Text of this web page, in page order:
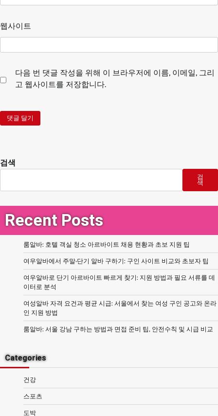
웹사이트
다음 번 댓글 작성을 위해 이 브라우저에 이름, 이메일, 그리
고 웹사이트를 저장합니다.
검색
검
색
Recent Posts
룸알바: 호텔 객실 청소 아르바이트 채용 현황과 초보 지원 팁
여우알바에서 주말·단기 알바 구하기: 구인 사이트 비교와 초보자 팁
여우알바로 단기 아르바이트 빠르게 찾기: 지원 방법과 필요 서류를 데
이터로 분석
여성알바 자격 요건과 평균 시급: 서울에서 찾는 여성 구인 공고와 온라
인 지원 방법
룸알바: 서울 강남 구하는 방법과 면접 준비 팁, 안전수칙 및 시급 비교
Categories
건강
스포츠
도박